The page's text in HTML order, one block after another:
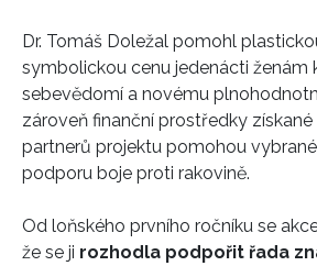
Dr. Tomáš Doležal pomohl
symbolickou cenu jedenácti ženám
sebevědomí a novému
zároveň finanční prostředky
partnerů projektu pomohou
podporu boje proti rakovině.
Od loňského prvního ročníku se
že se ji rozhodla podpořit řada